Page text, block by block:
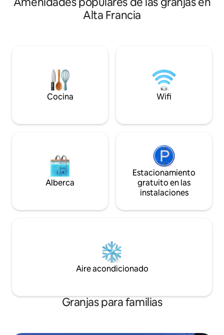
del campo francés. Coeur De La Vallée
es realmente el lugar ideal para tus
Solo tienes que buscar Coeur De La
Vallée Normandy.
fútbol, chimenea,
Alta Francia
Cocina Wifi
Alberca
Estacionamiento
gratuito en las
instalaciones
Aire acondicionado
Granjas para familias